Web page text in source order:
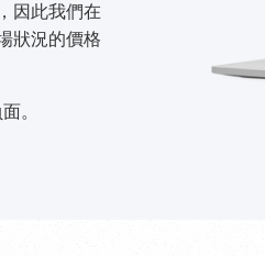
因此我們在
狀況的價格
。